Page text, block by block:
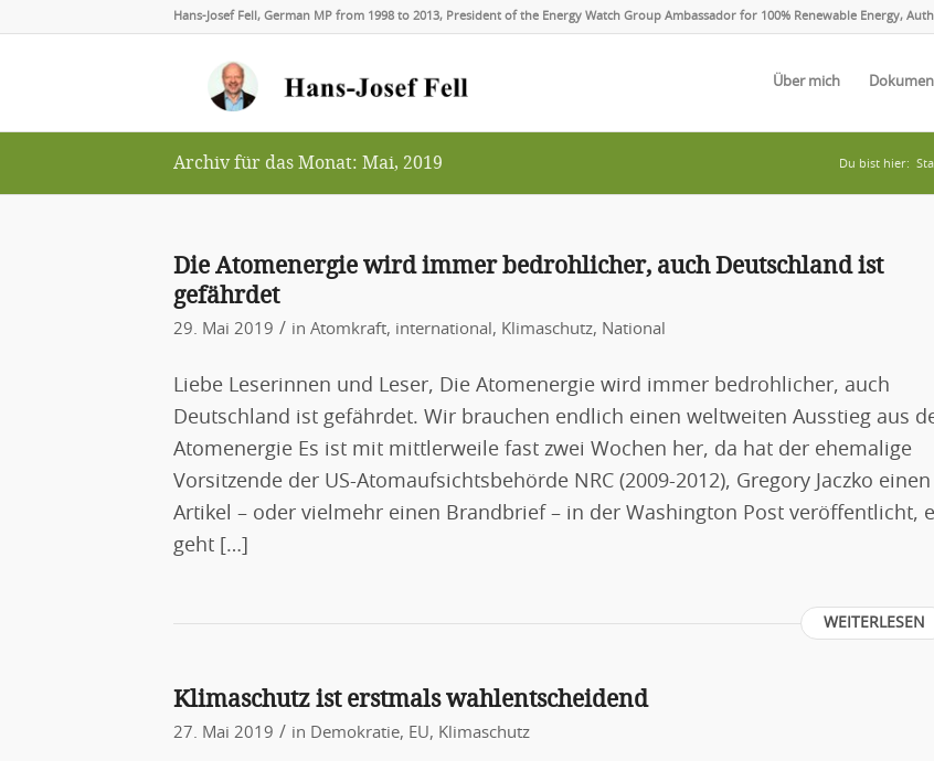
Hans-Josef Fell, German MP from 1998 to 2013, President of the Energy Watch Group Ambassador for 100% Renewable Energy,
Über mich
Archiv für das Monat: Mai, 2019 Du bist hier:
Die Atomenergie wird immer bedrohlicher, auch Deutschland ist
gefährdet
29. Mai 2019 / in Atomkraft, international , Klimaschutz, National
Liebe Leserinnen und Leser, Die Atomenergie wird immer bedrohlicher, auch
Deutschland ist gefährdet. Wir brauchen endlich einen weltweiten Ausstieg aus
Atomenergie Es ist mit mittlerweile fast zwei Wochen her, da hat der ehemalige
Vorsitzende der US-Atomaufsichtsbehörde NRC (2009-2012), Gregory Jaczko einen
Artikel – oder vielmehr einen Brandbrief – in der Washington Post veröffentlicht,
geht […]
WEITERLESEN
Klimaschutz ist erstmals wahlentscheidend
27. Mai 2019 / in Demokratie, EU, Klimaschutz